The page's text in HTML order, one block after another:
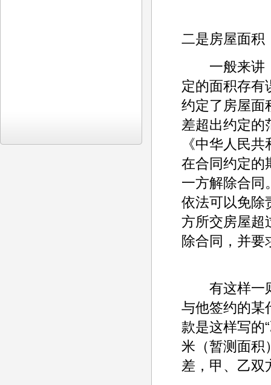
二是房屋面积
一般来讲，
定的面积存有
约定了房屋面
差超出约定的
《中华人民
在合同约定的
一方解除合同
依法可以免除
方所交房屋超
除合同，并要
有这样一则
与他签约的某
款是这样写的
米（暂测面积
差，甲、乙双